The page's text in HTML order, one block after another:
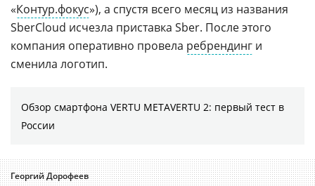
«Контур.фокус»), а спустя всего месяц из названия
SberCloud исчезла приставка Sber. После этого
компания оперативно провела ребрендинг и
сменила логотип.
Обзор смартфона VERTU METAVERTU 2: первый тест в
России
Георгий Дорофеев